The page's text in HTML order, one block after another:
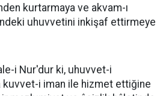
kurtarmaya ve akvam-ı
uhuvvetini inkişaf ettirmeye
i Nur'dur ki, uhuvvet-i
kuvvet-i iman ile hizmet ettiğine